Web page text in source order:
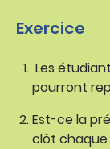
Exercice
Les
pourront
Est-ce la
clôt chaque